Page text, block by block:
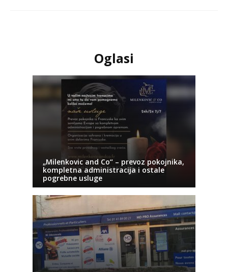
Oglasi
„Milenkovic and Co“ – prevoz pokojnika,
kompletna administracija i ostale
pogrebne usluge